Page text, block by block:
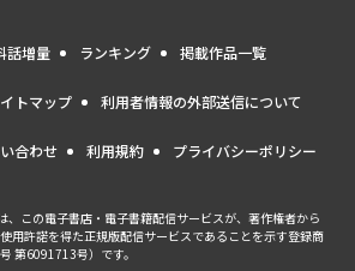
話増量 ランキング 掲載作品一覧
トマップ 利用者情報の外部送信について
合わせ 利用規約 プライバシーポリシー
、この電子書店・電子書籍配信サービスが、著作権者から
用許諾を得た正規版配信サービスであることを示す登録商
第6091713号）です。